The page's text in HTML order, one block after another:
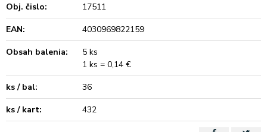
Obj. čislo:
17511
EAN:
4030969822159
Obsah balenia:
5 ks
1 ks = 0,14 €
ks / bal:
36
ks / kart:
432